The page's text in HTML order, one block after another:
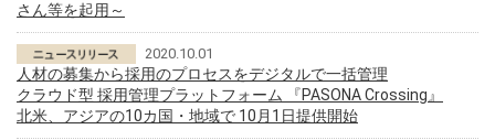
さん等を起用～
2020.10.01
人材の募集から採用のプロセスをデジタルで一括管理
クラウド型 採用管理プラットフォーム 『PASONA Crossing』
北米、アジアの10カ国・地域で 10月1日提供開始